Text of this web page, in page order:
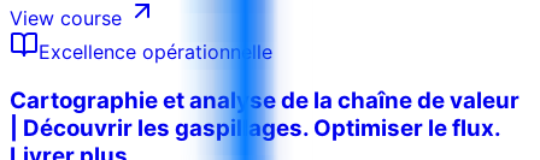
méthodologies structurées pour identifier les causes
profondes, les éliminer efficacement et élaborer des
solutions à long terme. Le programme couvre une série
d'outils de résolution de problèmes, des techniques de
base aux cadres avancés d'analyse des causes
profondes tels que les 5 Pourquoi, le diagramme en
View course
Excellence opérationnelle
Cartographie et analyse de la chaîne de valeur
| Découvrir les gaspillages. Optimiser le flux.